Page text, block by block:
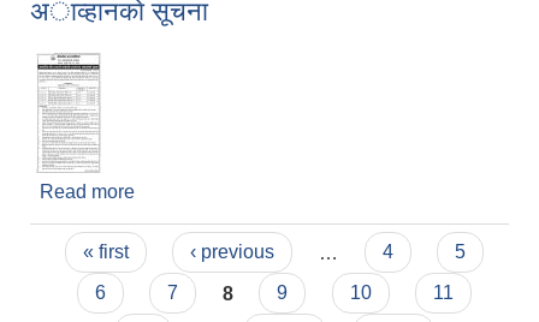
अाव्हानकाे सूचना
Read more
Pages
« first ‹ previous 4
5
6
7 8 9 10
11